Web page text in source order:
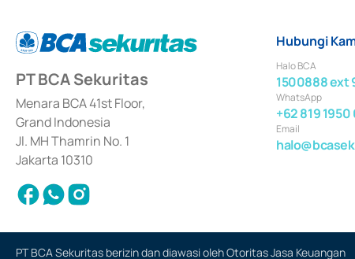
PT BCA Sekuritas
Menara BCA 41st Floor,
Grand Indonesia
Jl. MH Thamrin No. 1
Jakarta 10310
Hubungi
Halo BCA
1500888 ext
WhatsApp
+62 819
Email
PT BCA Sekuritas berizin dan diawasi oleh Otoritas Jasa Keuangan